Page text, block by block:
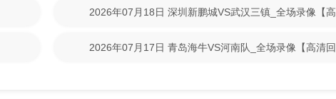
2026年07月18日 深圳新鹏城VS武汉三镇_全场录像【高
2026年07月17日 青岛海牛VS河南队_全场录像【高清回